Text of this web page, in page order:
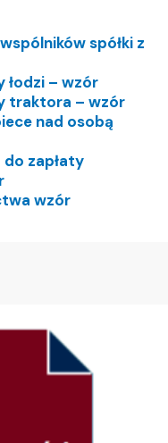
spółki z
łodzi – wzór
traktora – wzór
nad osobą
do zapłaty
wzór